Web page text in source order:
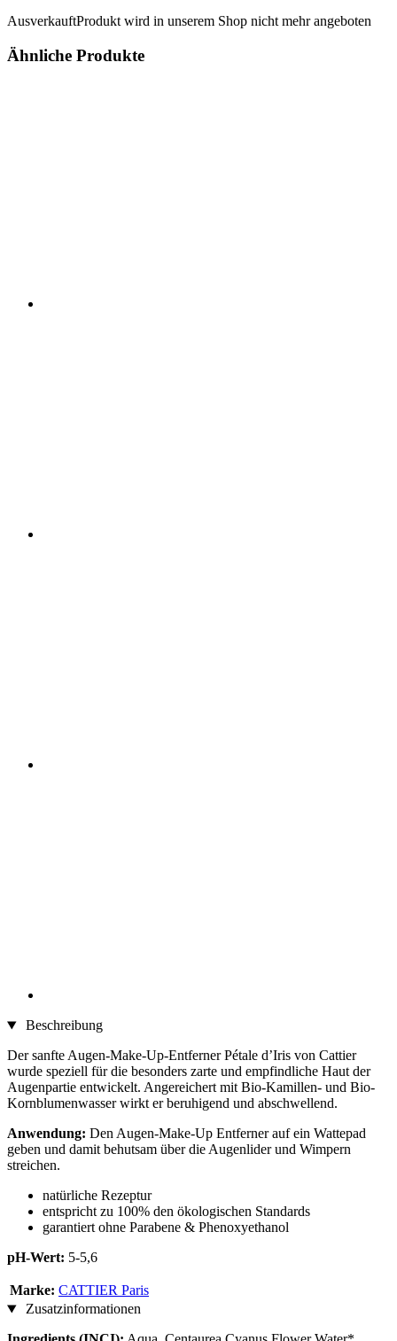
AusverkauftProdukt wird in unserem Shop nicht mehr angeboten
Ähnliche Produkte
Beschreibung
Der sanfte Augen-Make-Up-Entferner Pétale d’Iris von Cattier
wurde speziell für die besonders zarte und empfindliche Haut der
Augenpartie entwickelt. Angereichert mit Bio-Kamillen- und Bio-
Kornblumenwasser wirkt er beruhigend und abschwellend.
Anwendung: Den Augen-Make-Up Entferner auf ein Wattepad
geben und damit behutsam über die Augenlider und Wimpern
streichen.
natürliche Rezeptur
entspricht zu 100% den ökologischen Standards
garantiert ohne Parabene & Phenoxyethanol
pH-Wert: 5-5,6
Marke: CATTIER Paris
Zusatzinformationen